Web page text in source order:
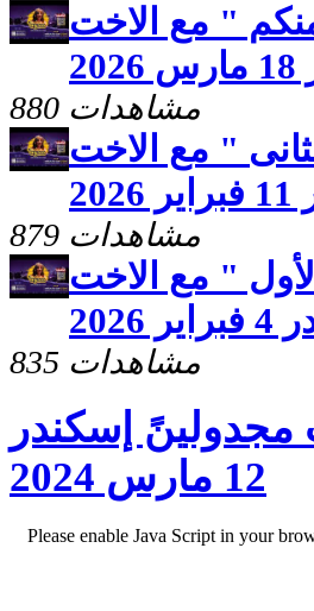
" مع الاخت
880 مشاهدات
" مع الاخت
879 مشاهدات
" مع الاخت
835 مشاهدات
إسكندر
12 مارس 2024
Please enable Java Script in your